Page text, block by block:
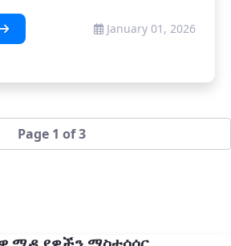
January 01, 2026
Page 1 of 3